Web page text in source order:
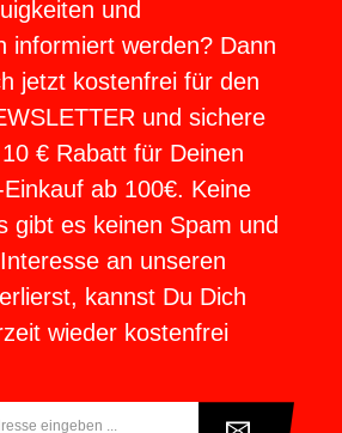
und
informiert werden? Dann
jetzt kostenfrei für den
und sichere
€ Rabatt für Deinen
ab 100€. Keine
gibt es keinen Spam und
an unseren
kannst Du Dich
wieder kostenfrei